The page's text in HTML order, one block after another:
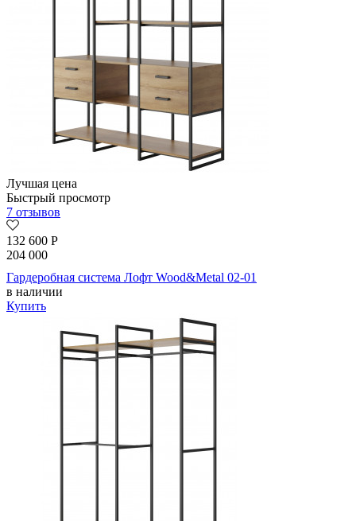
Лучшая цена
Быстрый просмотр
7 отзывов
132 600 Р
204 000
Гардеробная система Лофт Wood&Metal 02-01
в наличии
Купить